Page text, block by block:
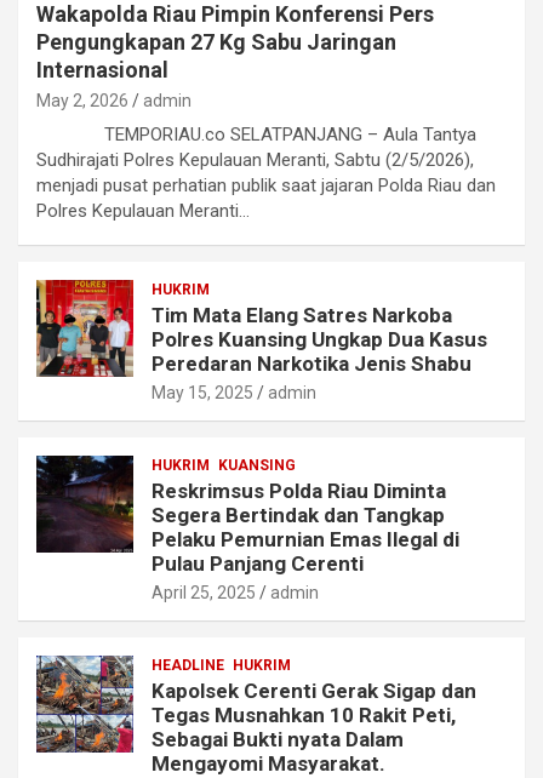
Wakapolda Riau Pimpin Konferensi Pers
Pengungkapan 27 Kg Sabu Jaringan
Internasional
May 2, 2026 admin
TEMPORIAU.co SELATPANJANG – Aula Tantya
Sudhirajati Polres Kepulauan Meranti, Sabtu (2/5/2026),
menjadi pusat perhatian publik saat jajaran Polda Riau dan
Polres Kepulauan Meranti…
HUKRIM
Tim Mata Elang Satres Narkoba
Polres Kuansing Ungkap Dua Kasus
Peredaran Narkotika Jenis Shabu
May 15, 2025 admin
HUKRIM KUANSING
Reskrimsus Polda Riau Diminta
Segera Bertindak dan Tangkap
Pelaku Pemurnian Emas Ilegal di
Pulau Panjang Cerenti
April 25, 2025 admin
HEADLINE HUKRIM
Kapolsek Cerenti Gerak Sigap dan
Tegas Musnahkan 10 Rakit Peti,
Sebagai Bukti nyata Dalam
Mengayomi Masyarakat.